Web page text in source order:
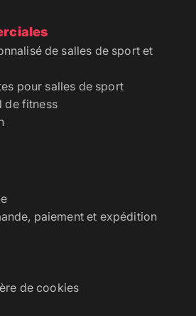
de salles de sport et
pour salles de sport
de fitness
paiement et expédition
de cookies